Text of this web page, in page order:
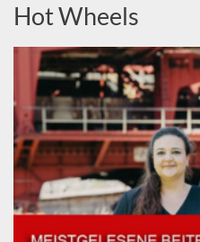
Hot Wheels